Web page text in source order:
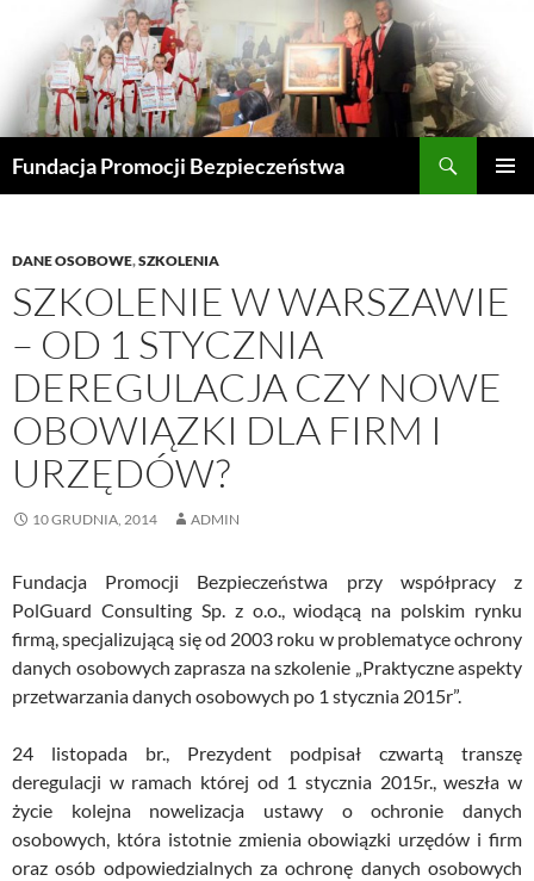
treści
Fundacja Promocji Bezpieczeństwa
DANE OSOBOWE,SZKOLENIA
SZKOLENIE W WARSZAWIE
– OD 1 STYCZNIA
DEREGULACJA CZY NOWE
OBOWIĄZKI DLA FIRM I
URZĘDÓW?
10 GRUDNIA, 2014 ADMIN
Fundacja Promocji Bezpieczeństwa przy współpracy z
PolGuard Consulting Sp. z o.o., wiodącą na polskim rynku
firmą, specjalizującą się od 2003 roku w problematyce ochrony
danych osobowych zaprasza na szkolenie „Praktyczne aspekty
przetwarzania danych osobowych po 1 stycznia 2015r”.
24 listopada br., Prezydent podpisał czwartą transzę
deregulacji w ramach której od 1 stycznia 2015r., weszła w
życie kolejna nowelizacja ustawy o ochronie danych
osobowych, która istotnie zmienia obowiązki urzędów i firm
oraz osób odpowiedzialnych za ochronę danych osobowych